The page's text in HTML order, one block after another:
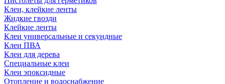
Клеи, клейкие ленты
Жидкие гвозди
Клейкие ленты
Клеи универсальные и секундные
Клеи ПВА
Клеи для дерева
Специальные клеи
Клеи эпоксидные
Отопление и водоснабжение